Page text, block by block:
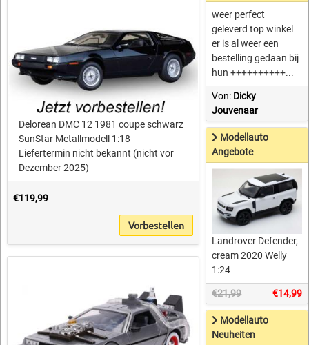
Delorean DMC 12 1981 coupe schwarz
SunStar Metallmodell 1:18
Liefertermin nicht bekannt (nicht vor
Dezember 2025)
€119,99
Vorbestellen
weer perfect
geleverd top winkel
er is al weer een
bestelling gedaan bij
hun ++++++++++...
Von: Dicky
Jouvenaar
Modellauto
Angebote
Landrover Defender,
cream 2020 Welly
1:24
€21,99 €14,99
Modellauto
Neuheiten